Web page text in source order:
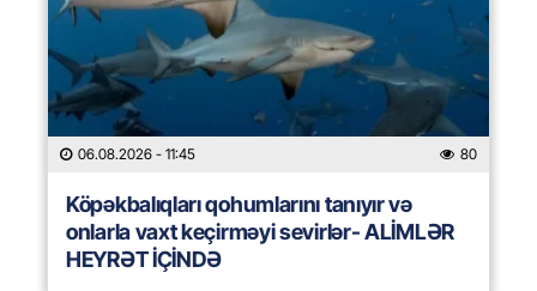
06.08.2026 - 11:45 80
Köpəkbalıqları qohumlarını tanıyır və
onlarla vaxt keçirməyi sevirlər- ALİMLƏR
HEYRƏT İÇİNDƏ